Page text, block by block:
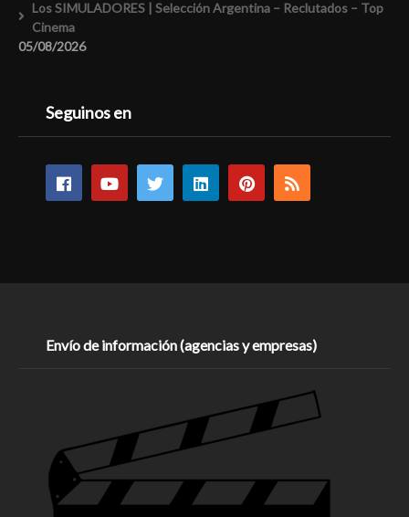
Los SIMULADORES | Selección Argentina – Reclutados – Top
Cinema
05/08/2026
Seguinos en
Envío de información (agencias y empresas)